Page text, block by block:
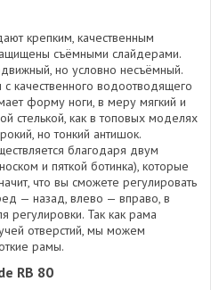
крепким, качественным
съёмными слайдерами.
но условно несъёмный.
качественного водоотводящего
форму ноги, в меру мягкий и
стелькой, как в топовых моделях
но тонкий антишок.
благодаря двум
и пяткой ботинка), которые
что вы сможете регулировать
— назад, влево — вправо, в
регулировки. Так как рама
отверстий, мы можем
рамы.
RB 80